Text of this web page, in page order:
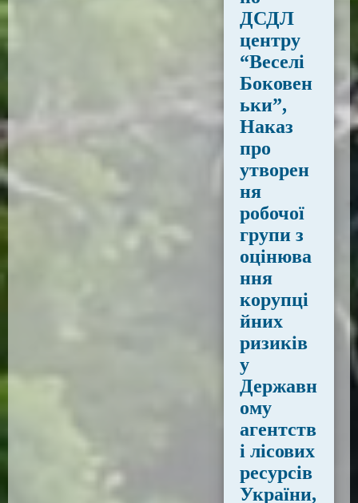
ДСДЛ
центру
“Веселі
Боковен
ьки”,
Наказ
про
утворен
ня
робочої
групи з
оцінюва
ння
корупці
йних
ризиків
у
Державн
ому
агентств
і лісових
ресурсів
України,